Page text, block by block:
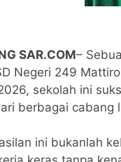
SAR.COM–
Negeri 249
sekolah ini
berbagai cabang
ini bukanlah